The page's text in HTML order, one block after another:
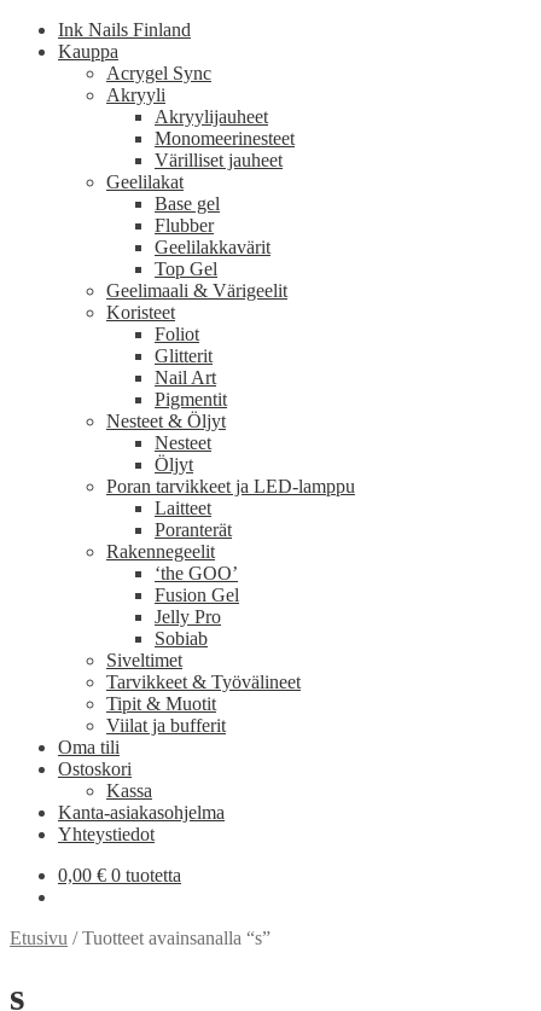
Ink Nails Finland
Kauppa
Acrygel Sync
Akryyli
Akryylijauheet
Monomeerinesteet
Värilliset jauheet
Geelilakat
Base gel
Flubber
Geelilakkavärit
Top Gel
Geelimaali & Värigeelit
Koristeet
Foliot
Glitterit
Nail Art
Pigmentit
Nesteet & Öljyt
Nesteet
Öljyt
Poran tarvikkeet ja LED-lamppu
Laitteet
Poranterät
Rakennegeelit
‘the GOO’
Fusion Gel
Jelly Pro
Sobiab
Siveltimet
Tarvikkeet & Työvälineet
Tipit & Muotit
Viilat ja bufferit
Oma tili
Ostoskori
Kassa
Kanta-asiakasohjelma
Yhteystiedot
0,00 € 0 tuotetta
Etusivu /Tuotteet avainsanalla “s”
s